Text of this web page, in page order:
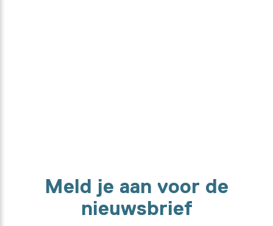
Meld je aan voor de
nieuwsbrief